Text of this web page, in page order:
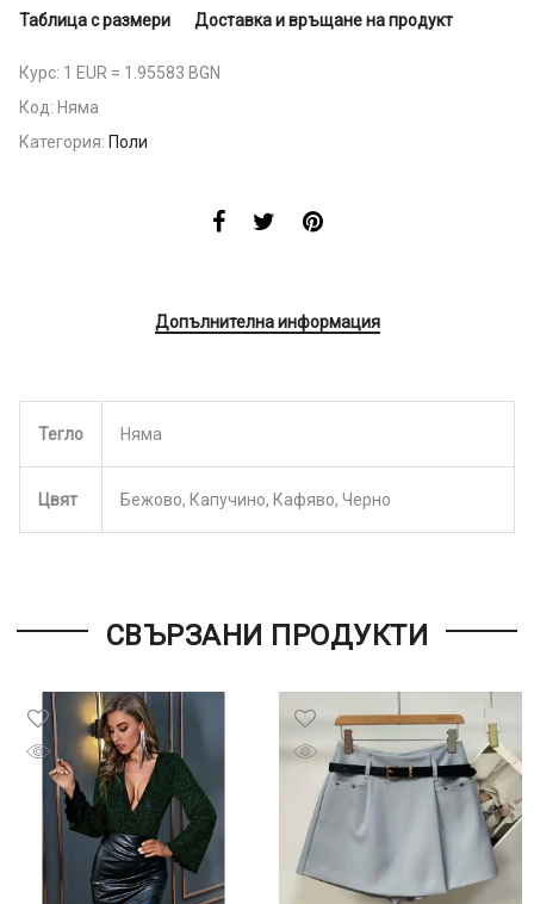
Таблица с размери Доставка и връщане на продукт
Курс: 1 EUR = 1.95583 BGN
Код: Няма
Категория: Поли
Допълнителна информация
Тегло Няма
Цвят Бежово, Капучино, Кафяво, Черно
СВЪРЗАНИ ПРОДУКТИ